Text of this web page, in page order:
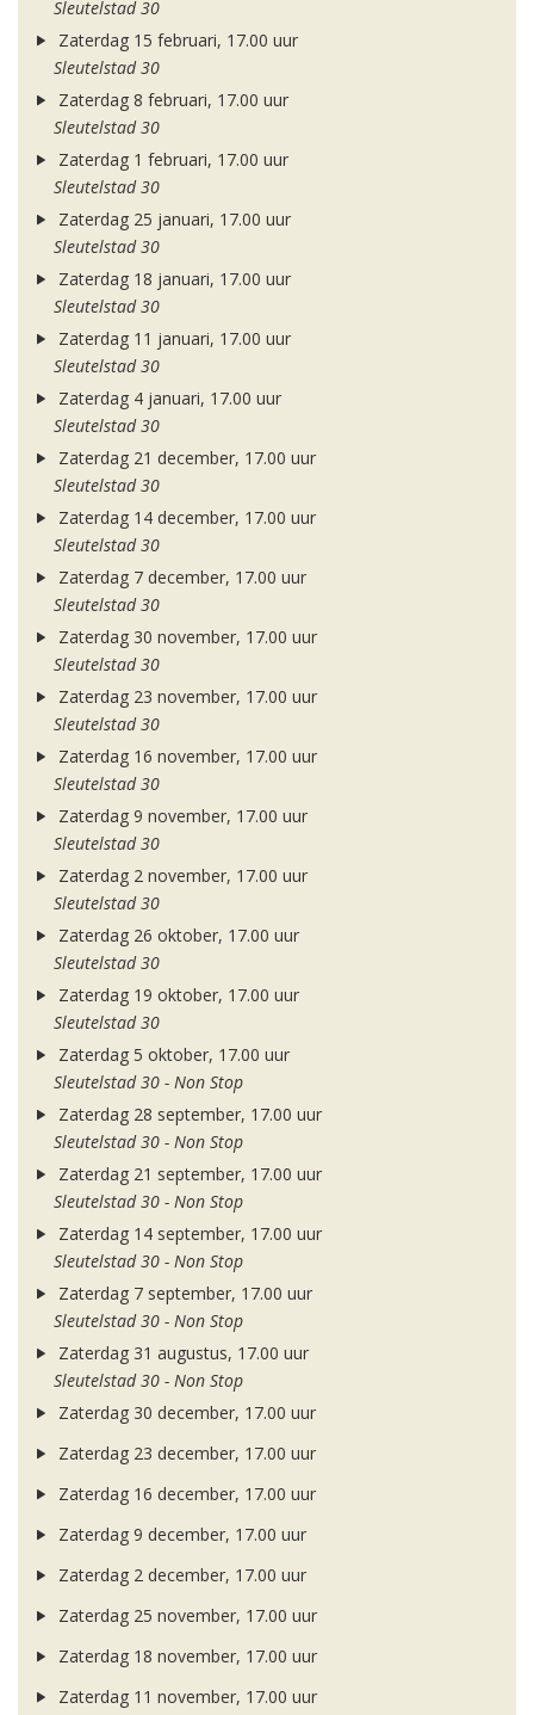
Sleutelstad 30
Zaterdag 15 februari, 17.00 uur
Sleutelstad 30
Zaterdag 8 februari, 17.00 uur
Sleutelstad 30
Zaterdag 1 februari, 17.00 uur
Sleutelstad 30
Zaterdag 25 januari, 17.00 uur
Sleutelstad 30
Zaterdag 18 januari, 17.00 uur
Sleutelstad 30
Zaterdag 11 januari, 17.00 uur
Sleutelstad 30
Zaterdag 4 januari, 17.00 uur
Sleutelstad 30
Zaterdag 21 december, 17.00 uur
Sleutelstad 30
Zaterdag 14 december, 17.00 uur
Sleutelstad 30
Zaterdag 7 december, 17.00 uur
Sleutelstad 30
Zaterdag 30 november, 17.00 uur
Sleutelstad 30
Zaterdag 23 november, 17.00 uur
Sleutelstad 30
Zaterdag 16 november, 17.00 uur
Sleutelstad 30
Zaterdag 9 november, 17.00 uur
Sleutelstad 30
Zaterdag 2 november, 17.00 uur
Sleutelstad 30
Zaterdag 26 oktober, 17.00 uur
Sleutelstad 30
Zaterdag 19 oktober, 17.00 uur
Sleutelstad 30
Zaterdag 5 oktober, 17.00 uur
Sleutelstad 30 - Non Stop
Zaterdag 28 september, 17.00 uur
Sleutelstad 30 - Non Stop
Zaterdag 21 september, 17.00 uur
Sleutelstad 30 - Non Stop
Zaterdag 14 september, 17.00 uur
Sleutelstad 30 - Non Stop
Zaterdag 7 september, 17.00 uur
Sleutelstad 30 - Non Stop
Zaterdag 31 augustus, 17.00 uur
Sleutelstad 30 - Non Stop
Zaterdag 30 december, 17.00 uur
Zaterdag 23 december, 17.00 uur
Zaterdag 16 december, 17.00 uur
Zaterdag 9 december, 17.00 uur
Zaterdag 2 december, 17.00 uur
Zaterdag 25 november, 17.00 uur
Zaterdag 18 november, 17.00 uur
Zaterdag 11 november, 17.00 uur